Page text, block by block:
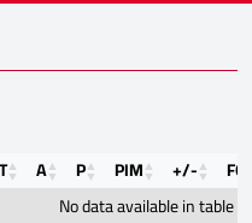
T A P PIM +/-
No data available in table